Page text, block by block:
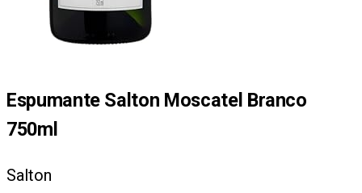
Espumante Salton Moscatel Branco
750ml
Salton